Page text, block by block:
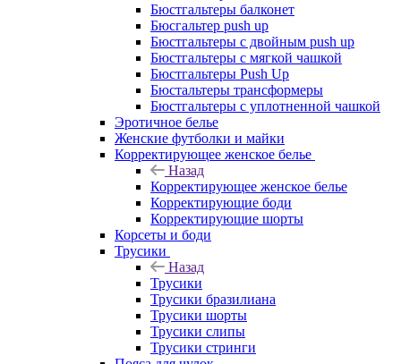
Бюстгальтеры балконет
Бюсгальтер push up
Бюстгальтеры с двойным push up
Бюстгальтеры с мягкой чашкой
Бюстгальтеры Push Up
Бюстальтеры трансформеры
Бюстгальтеры с уплотненной чашкой
Эротичное белье
Женские футболки и майки
Корректирующее женское белье
Назад
Корректирующее женское белье
Корректирующие боди
Корректирующие шорты
Корсеты и боди
Трусики
Назад
Трусики
Трусики бразилиана
Трусики шорты
Трусики слипы
Трусики стринги